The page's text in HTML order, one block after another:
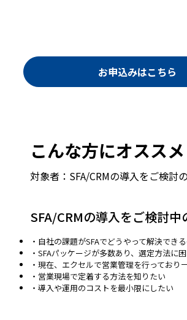
お申込みはこちら
こんな方にオススメ
対象者：SFA/CRMの導入をご検討
SFA/CRMの導入をご検討中
・自社の課題がSFAでどうやって解決でき
・SFAパッケージが多数あり、選定方法に
・現在、エクセルで営業管理を行っており
・営業現場で定着する方法を知りたい
・導入や運用のコストを最小限にしたい